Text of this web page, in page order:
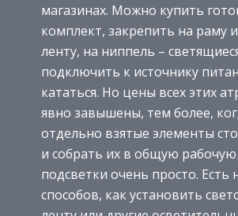
магазинах. Можно купить
комплект, закрепить на раму
ленту, на ниппель –
подключить к источнику
кататься. Но цены всех этих
явно завышены, тем более,
отдельно взятые элементы
и собрать их в общую рабочую
подсветки очень просто. Есть
способов, как установить